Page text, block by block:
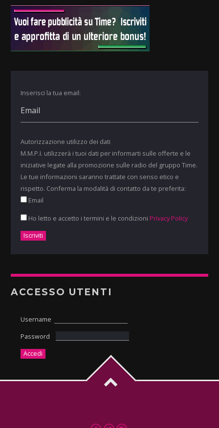
Inserisci la tua email:
Autorizzazione utilizzo dei dati
M.M.P.I. utilizzerà i tuoi dati per informarti sulle offerte e le
iniziative legate alla promozione sulle radio del gruppo Time.
Le tue informazioni saranno trattate con senso etico e
rispetto. Conferma la modalità di contatto da te preferita:
Email
Ho letto e accetto i termini e le condizioni Privacy Policy
ACCESSO UTENTI
Username
Password